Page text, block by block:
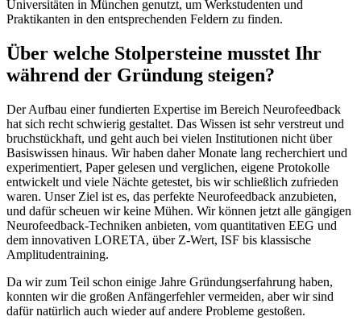
Universitäten in München genutzt, um Werkstudenten und
Praktikanten in den entsprechenden Feldern zu finden.
Über welche Stolpersteine musstet Ihr
während der Gründung steigen?
Der Aufbau einer fundierten Expertise im Bereich Neurofeedback
hat sich recht schwierig gestaltet. Das Wissen ist sehr verstreut und
bruchstückhaft, und geht auch bei vielen Institutionen nicht über
Basiswissen hinaus. Wir haben daher Monate lang recherchiert und
experimentiert, Paper gelesen und verglichen, eigene Protokolle
entwickelt und viele Nächte getestet, bis wir schließlich zufrieden
waren. Unser Ziel ist es, das perfekte Neurofeedback anzubieten,
und dafür scheuen wir keine Mühen. Wir können jetzt alle gängigen
Neurofeedback-Techniken anbieten, vom quantitativen EEG und
dem innovativen LORETA, über Z-Wert, ISF bis klassische
Amplitudentraining.
Da wir zum Teil schon einige Jahre Gründungserfahrung haben,
konnten wir die großen Anfängerfehler vermeiden, aber wir sind
dafür natürlich auch wieder auf andere Probleme gestoßen.